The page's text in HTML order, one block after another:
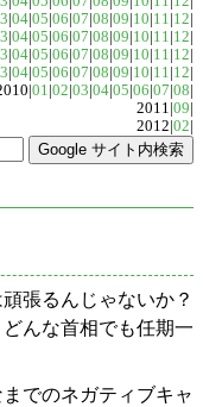
|04|05|06|07|08|09|10|11|12|
|04|05|06|07|08|09|10|11|12|
|04|05|06|07|08|09|10|11|12|
|04|05|06|07|08|09|10|11|12|
01|02|03|04|05|06|07|08|
2011|09|
2012|02|
張るんじゃないか？
んな首相でも任期一
でのネガティブキャ